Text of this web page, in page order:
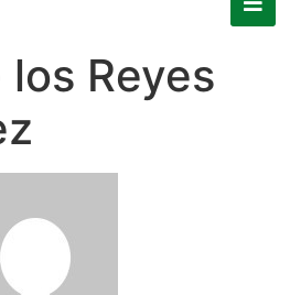
Reyes